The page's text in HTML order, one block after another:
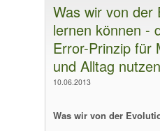
und Alltag nutzen
Was wir von der
lernen können -
Error-Prinzip für
und Alltag nutzen
10.06.2013
Was wir von der